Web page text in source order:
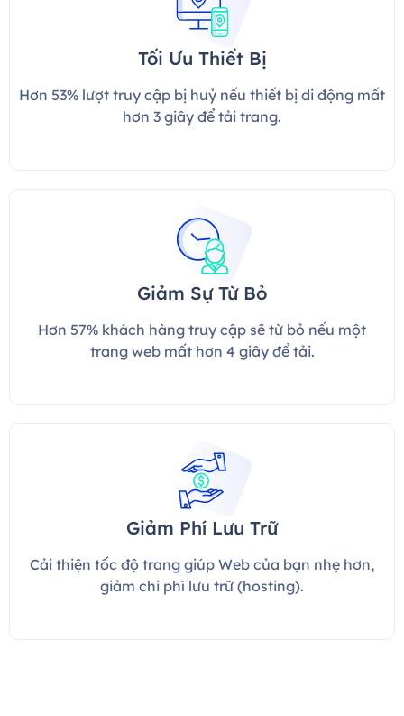
Tối Ưu Thiết Bị
Hơn 53% lượt truy cập bị huỷ nếu thiết bị di động mất
hơn 3 giây để tải trang.
Giảm Sự Từ Bỏ
Hơn 57% khách hàng truy cập sẽ từ bỏ nếu một
trang web mất hơn 4 giây để tải.
Giảm Phí Lưu Trữ
Cải thiện tốc độ trang giúp Web của bạn nhẹ hơn,
giảm chi phí lưu trữ (hosting).